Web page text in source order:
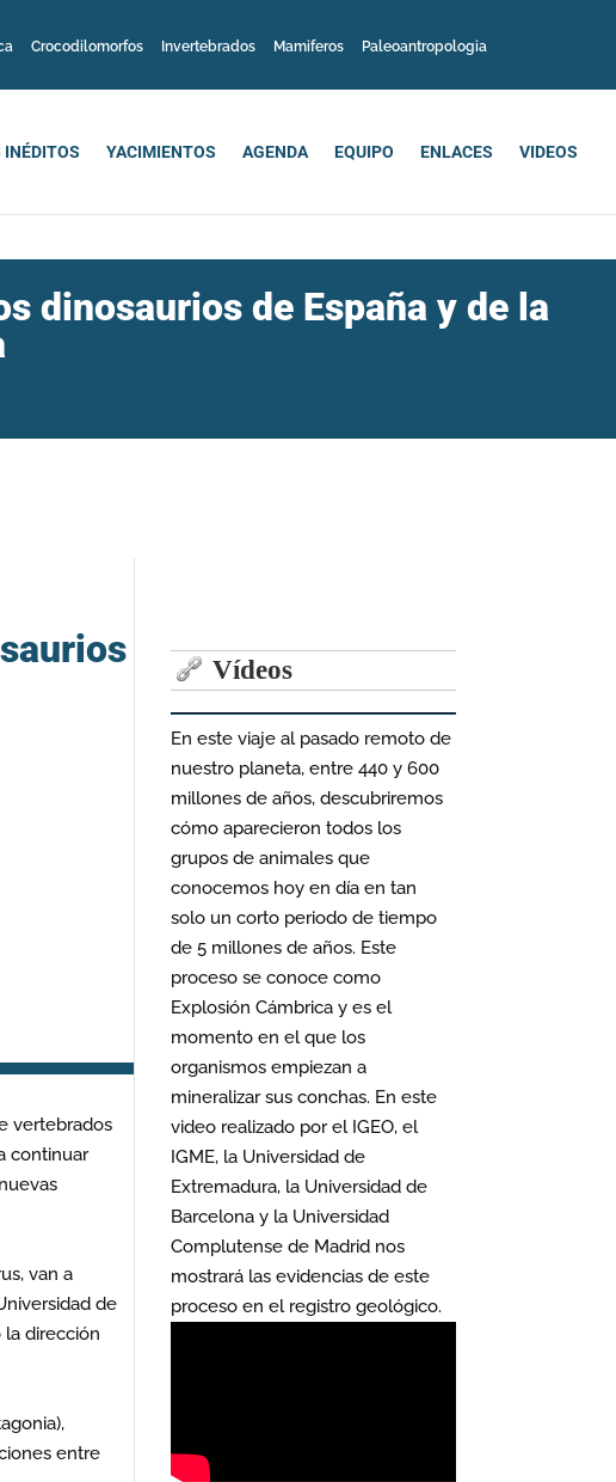
Crocodilomorfos Invertebrados Mamiferos
Paleoantropologia
YACIMIENTOS AGENDA EQUIPO ENLACES VIDEOS
dinosaurios de España y de la
vertebrados
continuar
van a
de
la dirección
entre
Vídeos
En este viaje al pasado remoto de
nuestro planeta, entre 440 y 600
millones de años, descubriremos
cómo aparecieron todos los
grupos de animales que
conocemos hoy en día en tan
solo un corto periodo de tiempo
de 5 millones de años. Este
proceso se conoce como
Explosión Cámbrica y es el
momento en el que los
organismos empiezan a
mineralizar sus conchas. En este
video realizado por el IGEO, el
IGME, la Universidad de
Extremadura, la Universidad de
Barcelona y la Universidad
Complutense de Madrid nos
mostrará las evidencias de este
proceso en el registro geológico.